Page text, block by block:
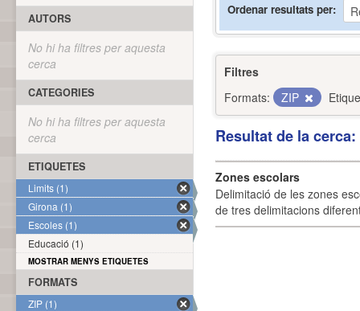
Ordenar resultats per
Filtres
Formats:
ZIP
Resultat de la
Zones escolars
Delimitació de les zones
de tres delimitacions
AUTORS
No hi ha filtres per aquesta
cerca
CATEGORIES
No hi ha filtres per aquesta
cerca
ETIQUETES
Limits (1)
Girona (1)
Escoles (1)
Educació (1)
MOSTRAR MENYS ETIQUETES
FORMATS
ZIP (1)